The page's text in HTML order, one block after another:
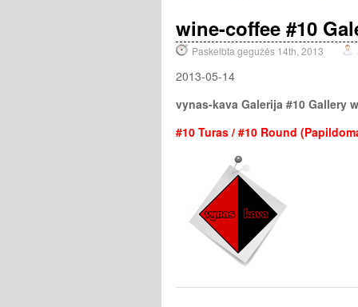
wine-coffee #10
Paskelbta gegužės 14th, 2013
2013-05-14
vynas-kava Galerija #10 Gallery
#10 Turas / #10 Round